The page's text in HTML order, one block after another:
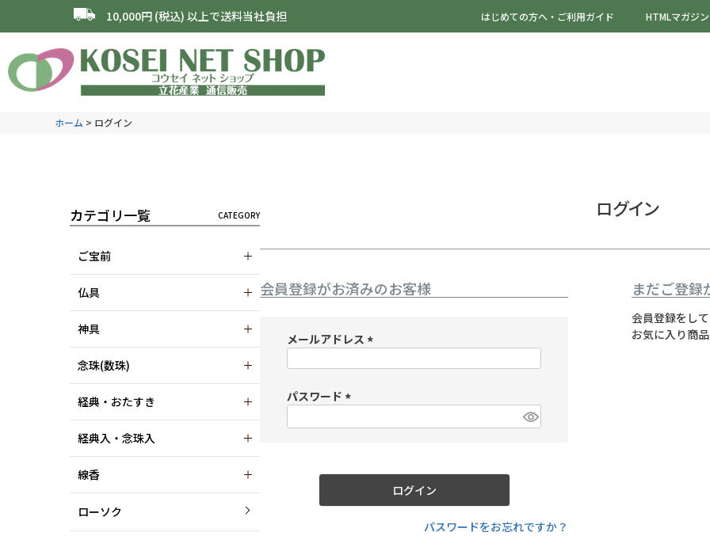
10,000円 (税込) 以上で送料当社負担 はじめての方へ・ご利用ガイド HTMLマガジン
ホーム ログイン
カテゴリ一覧
ご宝前
仏具
神具
念珠(数珠)
経典・おたすき
経典入・念珠入
線香
ローソク
ログイン
会員登録がお済みのお客様
メールアドレス
)
パスワード
ログイン
パスワードをお忘れですか？
まだご登録
会員登録をし
お気に入り商